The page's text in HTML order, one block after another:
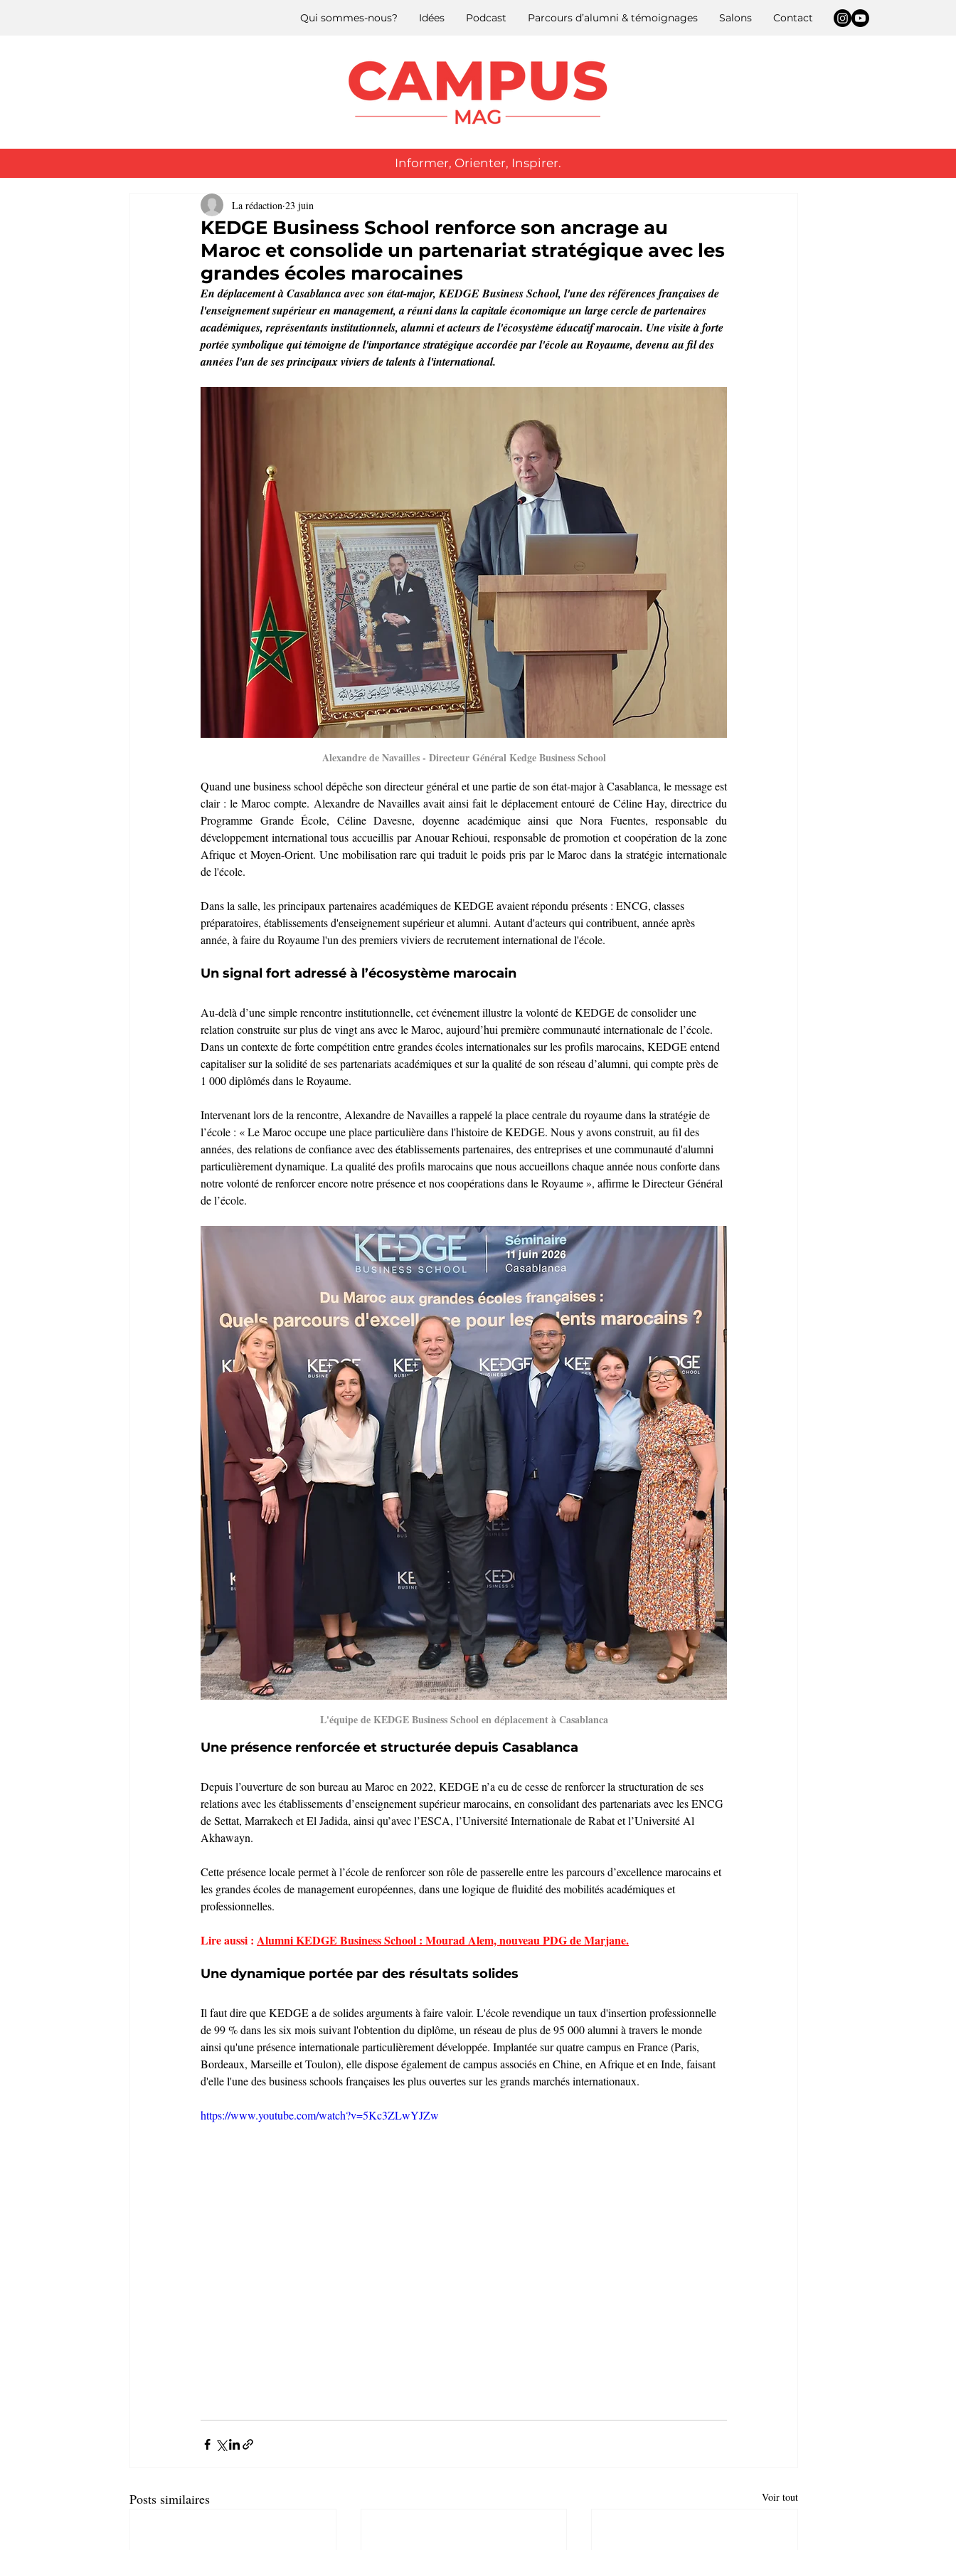
Qui sommes-nous? Idées Podcast Parcours d’alumni & témoignages Salons Contact
Informer, Orienter, Inspirer.
KEDGE Business School renforce son ancrage au
Maroc et consolide un partenariat stratégique avec les
grandes écoles marocaines
La rédaction 23 juin
En déplacement à Casablanca avec son état-major, KEDGE Business School, l'une des références françaises de
l'enseignement supérieur en management, a réuni dans la capitale économique un large cercle de partenaires
académiques, représentants institutionnels, alumni et acteurs de l'écosystème éducatif marocain. Une visite à forte
portée symbolique qui témoigne de l'importance stratégique accordée par l'école au Royaume, devenu au fil des
années l'un de ses principaux viviers de talents à l'international.
Alexandre de Navailles - Directeur Général Kedge Business School
Quand une business school dépêche son directeur général et une partie de son état-major à Casablanca, le message est
clair : le Maroc compte. Alexandre de Navailles avait ainsi fait le déplacement entouré de Céline Hay, directrice du
Programme Grande École, Céline Davesne, doyenne académique ainsi que Nora Fuentes, responsable du
développement international tous accueillis par Anouar Rehioui, responsable de promotion et coopération de la zone
Afrique et Moyen-Orient. Une mobilisation rare qui traduit le poids pris par le Maroc dans la stratégie internationale
de l'école.
Dans la salle, les principaux partenaires académiques de KEDGE avaient répondu présents : ENCG, classes
préparatoires, établissements d'enseignement supérieur et alumni. Autant d'acteurs qui contribuent, année après
année, à faire du Royaume l'un des premiers viviers de recrutement international de l'école.
Un signal fort adressé à l’écosystème marocain
Au-delà d’une simple rencontre institutionnelle, cet événement illustre la volonté de KEDGE de consolider une
relation construite sur plus de vingt ans avec le Maroc, aujourd’hui première communauté internationale de l’école.
Dans un contexte de forte compétition entre grandes écoles internationales sur les profils marocains, KEDGE entend
capitaliser sur la solidité de ses partenariats académiques et sur la qualité de son réseau d’alumni, qui compte près de
1 000 diplômés dans le Royaume.
Intervenant lors de la rencontre, Alexandre de Navailles a rappelé la place centrale du royaume dans la stratégie de
l’école : « Le Maroc occupe une place particulière dans l'histoire de KEDGE. Nous y avons construit, au fil des
années, des relations de confiance avec des établissements partenaires, des entreprises et une communauté d'alumni
particulièrement dynamique. La qualité des profils marocains que nous accueillons chaque année nous conforte dans
notre volonté de renforcer encore notre présence et nos coopérations dans le Royaume », affirme le Directeur Général
de l’école.
L'équipe de KEDGE Business School en déplacement à Casablanca
Une présence renforcée et structurée depuis Casablanca
Depuis l’ouverture de son bureau au Maroc en 2022, KEDGE n’a eu de cesse de renforcer la structuration de ses
relations avec les établissements d’enseignement supérieur marocains, en consolidant des partenariats avec les ENCG
de Settat, Marrakech et El Jadida, ainsi qu’avec l’ESCA, l’Université Internationale de Rabat et l’Université Al
Akhawayn.
Cette présence locale permet à l’école de renforcer son rôle de passerelle entre les parcours d’excellence marocains et
les grandes écoles de management européennes, dans une logique de fluidité des mobilités académiques et
professionnelles.
Lire aussi : Alumni KEDGE Business School : Mourad Alem, nouveau PDG de Marjane.
Une dynamique portée par des résultats solides
Il faut dire que KEDGE a de solides arguments à faire valoir. L'école revendique un taux d'insertion professionnelle
de 99 % dans les six mois suivant l'obtention du diplôme, un réseau de plus de 95 000 alumni à travers le monde
ainsi qu'une présence internationale particulièrement développée. Implantée sur quatre campus en France (Paris,
Bordeaux, Marseille et Toulon), elle dispose également de campus associés en Chine, en Afrique et en Inde, faisant
d'elle l'une des business schools françaises les plus ouvertes sur les grands marchés internationaux.
https://www.youtube.com/watch?v=5Kc3ZLwYJZw
Posts similaires Voir tout